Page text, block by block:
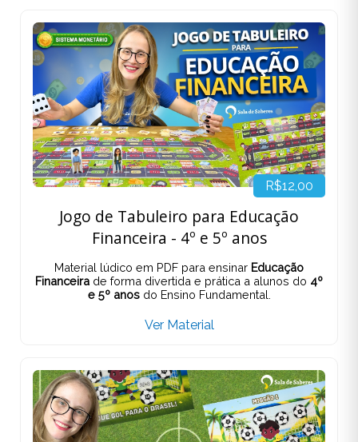
R$12,00
Jogo de Tabuleiro para Educação
Financeira - 4º e 5º anos
Material lúdico em PDF para ensinar Educação
Financeira de forma divertida e prática a alunos do 4º
e 5º anosdo Ensino Fundamental.
Ver Material